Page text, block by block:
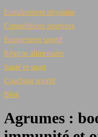
Entraînement physique
Compétitions sportives
Equipement sportif
Régime alimentaire
Santé et sport
Coaching sportif
Blog
Agrumes :